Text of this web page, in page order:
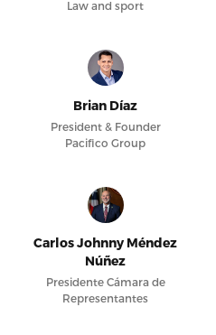
Law and sport
Brian Díaz
President & Founder
Pacifico Group
Carlos Johnny Méndez
Núñez
Presidente Cámara de
Representantes